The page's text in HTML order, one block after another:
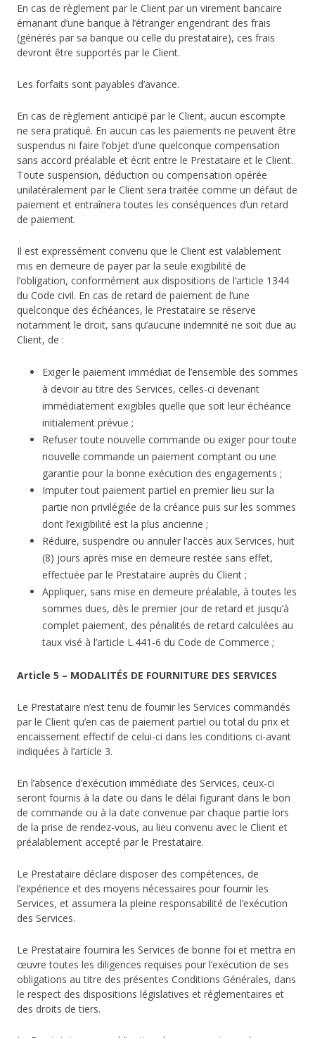
En cas de règlement par le Client par un virement bancaire
émanant d’une banque à l’étranger engendrant des frais
(générés par sa banque ou celle du prestataire), ces frais
devront être supportés par le Client.
Les forfaits sont payables d’avance.
En cas de règlement anticipé par le Client, aucun escompte
ne sera pratiqué. En aucun cas les paiements ne peuvent être
suspendus ni faire l’objet d’une quelconque compensation
sans accord préalable et écrit entre le Prestataire et le Client.
Toute suspension, déduction ou compensation opérée
unilatéralement par le Client sera traitée comme un défaut de
paiement et entraînera toutes les conséquences d’un retard
de paiement.
Il est expressément convenu que le Client est valablement
mis en demeure de payer par la seule exigibilité de
l’obligation, conformément aux dispositions de l’article 1344
du Code civil. En cas de retard de paiement de l’une
quelconque des échéances, le Prestataire se réserve
notamment le droit, sans qu’aucune indemnité ne soit due au
Client, de :
Exiger le paiement immédiat de l’ensemble des sommes
à devoir au titre des Services, celles-ci devenant
immédiatement exigibles quelle que soit leur échéance
initialement prévue ;
Refuser toute nouvelle commande ou exiger pour toute
nouvelle commande un paiement comptant ou une
garantie pour la bonne exécution des engagements ;
Imputer tout paiement partiel en premier lieu sur la
partie non privilégiée de la créance puis sur les sommes
dont l’exigibilité est la plus ancienne ;
Réduire, suspendre ou annuler l’accès aux Services, huit
(8) jours après mise en demeure restée sans effet,
effectuée par le Prestataire auprès du Client ;
Appliquer, sans mise en demeure préalable, à toutes les
sommes dues, dès le premier jour de retard et jusqu’à
complet paiement, des pénalités de retard calculées au
taux visé à l’article L.441-6 du Code de Commerce ;
Article 5 – MODALITÉS DE FOURNITURE DES SERVICES
Le Prestataire n’est tenu de fournir les Services commandés
par le Client qu’en cas de paiement partiel ou total du prix et
encaissement effectif de celui-ci dans les conditions ci-avant
indiquées à l’article 3.
En l’absence d’exécution immédiate des Services, ceux-ci
seront fournis à la date ou dans le délai figurant dans le bon
de commande ou à la date convenue par chaque partie lors
de la prise de rendez-vous, au lieu convenu avec le Client et
préalablement accepté par le Prestataire.
Le Prestataire déclare disposer des compétences, de
l’expérience et des moyens nécessaires pour fournir les
Services, et assumera la pleine responsabilité de l’exécution
des Services.
Le Prestataire fournira les Services de bonne foi et mettra en
œuvre toutes les diligences requises pour l’exécution de ses
obligations au titre des présentes Conditions Générales, dans
le respect des dispositions législatives et réglementaires et
des droits de tiers.